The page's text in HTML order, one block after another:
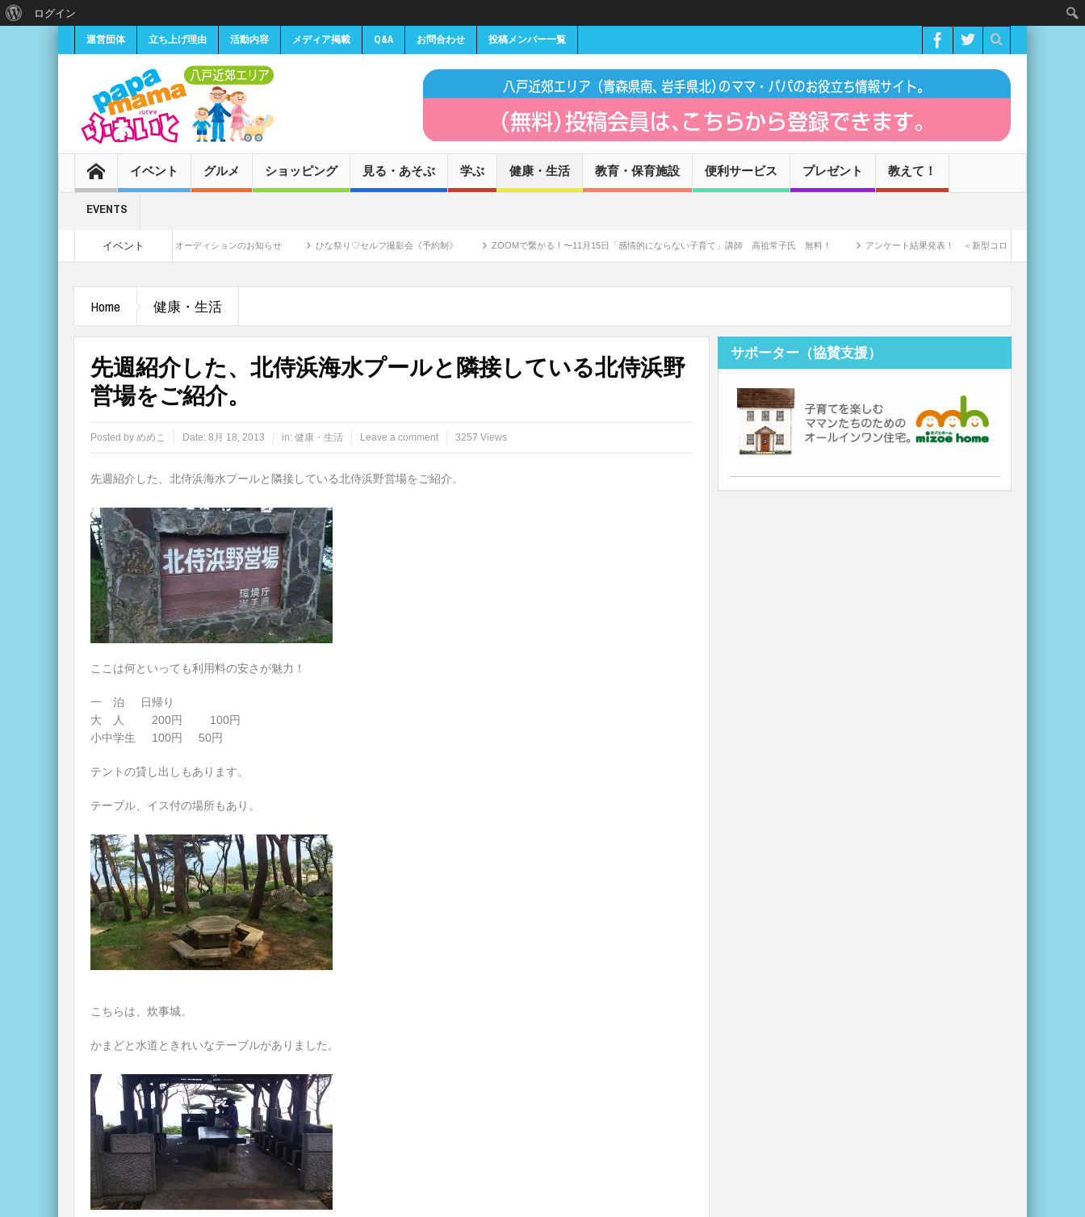
運営団体 立ち上げ理由 活動内容 メディア掲載 Q&A お問合わせ 投稿メンバー一覧
イベント グルメ ショッピング 見る・あそぶ 学ぶ 健康・生活 教育・保育施設 便利サービス プレゼント 教えて！
EVENTS
イベント
小学生女子CMモデル募集・オーディションのお知らせ ひな祭り♡セルフ撮影会《予約制》 ZOOMで繋がる！〜11月15日「感情的にならない子育て」講師 高祖常子氏 無料！ アンケート結果発表！ ＜新型コロナウィルスによる家庭への影
Home 健康・生活
先週紹介した、北侍浜海水プールと隣接している北侍浜野
営場をご紹介。
Posted by めめこ Date: 8月 18, 2013 in: 健康・生活 Leave a comment 3257 Views
先週紹介した、北侍浜海水プールと隣接している北侍浜野営場をご紹介。
ここは何といっても利用料の安さが魅力！
一 泊 日帰り
大 人 200円 100円
小中学生 100円 50円
テントの貸し出しもあります。
テーブル、イス付の場所もあり。
こちらは、炊事城。
かまどと水道ときれいなテーブルがありました。
サポーター（協賛支援）
ログイン